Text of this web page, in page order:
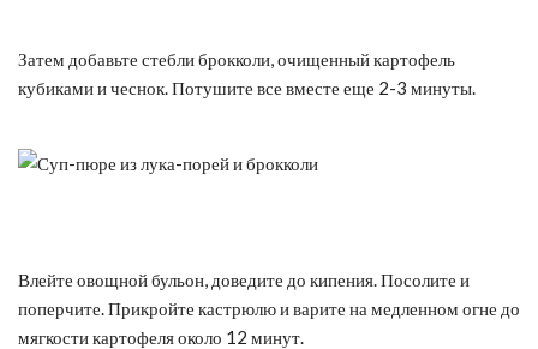
Затем добавьте стебли брокколи, очищенный картофель
кубиками и чеснок. Потушите все вместе еще 2-3 минуты.
Влейте овощной бульон, доведите до кипения. Посолите и
поперчите. Прикройте кастрюлю и варите на медленном огне до
мягкости картофеля около 12 минут.